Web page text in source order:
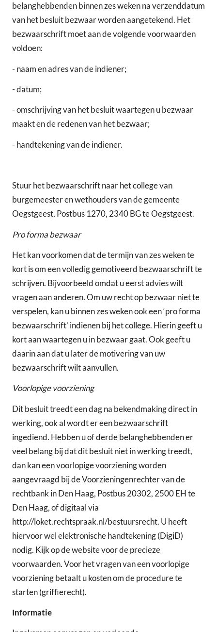
belanghebbenden binnen zes weken na verzenddatum
van het besluit bezwaar worden aangetekend. Het
bezwaarschrift moet aan de volgende voorwaarden
voldoen:
- naam en adres van de indiener;
- datum;
- omschrijving van het besluit waartegen u bezwaar
maakt en de redenen van het bezwaar;
- handtekening van de indiener.
Stuur het bezwaarschrift naar het college van
burgemeester en wethouders van de gemeente
Oegstgeest, Postbus 1270, 2340 BG te Oegstgeest.
Pro forma bezwaar
Het kan voorkomen dat de termijn van zes weken te
kort is om een volledig gemotiveerd bezwaarschrift te
schrijven. Bijvoorbeeld omdat u eerst advies wilt
vragen aan anderen. Om uw recht op bezwaar niet te
verspelen, kan u binnen zes weken ook een ‘pro forma
bezwaarschrift’ indienen bij het college. Hierin geeft u
kort aan waartegen u in bezwaar gaat. Ook geeft u
daarin aan dat u later de motivering van uw
bezwaarschrift wilt aanvullen.
Voorlopige voorziening
Dit besluit treedt een dag na bekendmaking direct in
werking, ook al wordt er een bezwaarschrift
ingediend. Hebben u of derde belanghebbenden er
veel belang bij dat dit besluit niet in werking treedt,
dan kan een voorlopige voorziening worden
aangevraagd bij de Voorzieningenrechter van de
rechtbank in Den Haag, Postbus 20302, 2500 EH te
Den Haag, of digitaal via
http://loket.rechtspraak.nl/bestuursrecht. U heeft
hiervoor wel elektronische handtekening (DigiD)
nodig. Kijk op de website voor de precieze
voorwaarden. Voor het vragen van een voorlopige
voorziening betaalt u kosten om de procedure te
starten (griffierecht).
Informatie